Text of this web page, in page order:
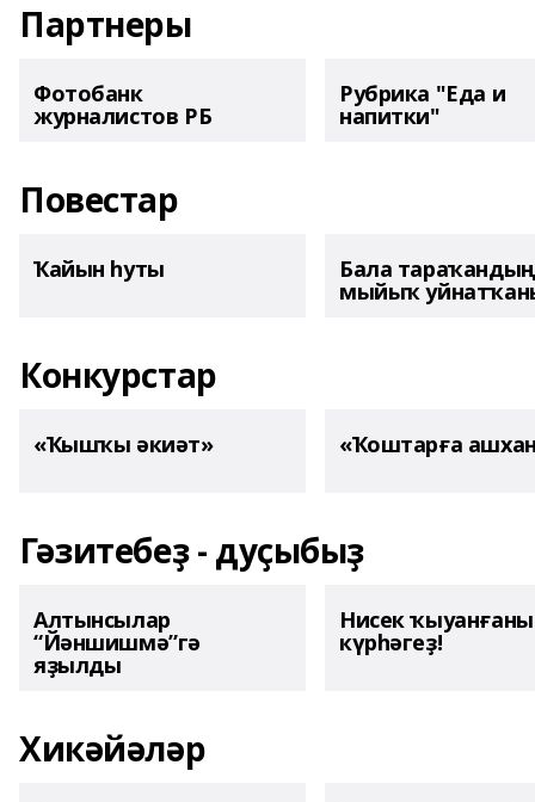
Партнеры
Фотобанк
журналистов РБ
Рубрика "Еда и
напитки"
Повестар
Ҡайын һуты Бала тараҡандың
мыйыҡ
Конкурстар
«Ҡышҡы әкиәт» «Ҡоштарға
Гәзитебеҙ - дуҫыбыҙ
Алтынсылар
“Йәншишмә”гә
яҙылды
Нисек
күрһәгеҙ!
Хикәйәләр